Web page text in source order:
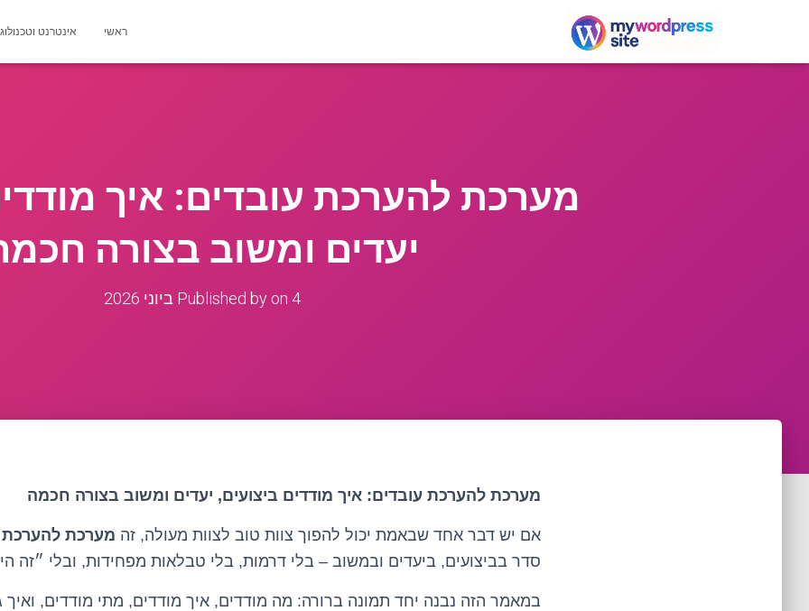
ראשי אינטרנט
מערכת להערכת עובדים: איך
יעדים ומשוב בצורה
Published by on 4 ביוני 2026
מערכת להערכת עובדים: איך מודדים ביצועים, יעדים ומשוב בצורה חכמה
אם יש דבר אחד שבאמת יכול להפוך צוות טוב לצוות מעולה, זה מערכת להערכת
סדר בביצועים, ביעדים ובמשוב – בלי דרמות, בלי טבלאות מפחידות, ובלי ״זה
במאמר הזה נבנה יחד תמונה ברורה: מה מודדים, איך מודדים, מתי מודדים, ואיך